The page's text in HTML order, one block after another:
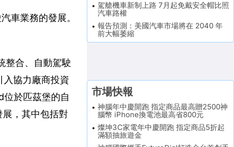
車業務的發展。
整合、自動駕駛
入協力廠商投資
於匹茲堡的自
，其中包括對
駕艙機車新制上路 7月起免戴安全帽比照
汽車路權
報告預測：美國汽車市場將在 2040 年
前大幅萎縮
市場快報
神腦年中慶開跑 指定商品最高贈2500神
腦幣 iPhone換電池最高省800元
燦坤3C家電年中慶開跑 指定商品5折起
滿額抽旅遊金